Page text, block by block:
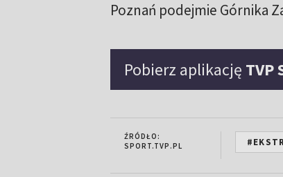
Poznań podejmie Górnika
Pobierz aplikację TVP
ŹRÓDŁO:
SPORT.TVP.PL